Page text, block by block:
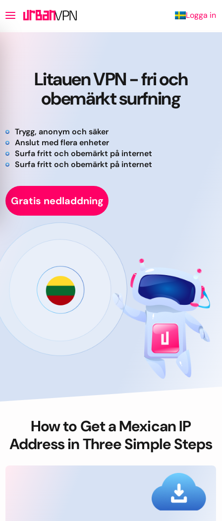
Logga in
Litauen VPN - fri och
obemärkt surfning
Trygg, anonym och säker
Anslut med flera enheter
Surfa fritt och obemärkt på internet
Surfa fritt och obemärkt på internet
Gratis nedladdning
How to Get a Mexican IP
Address in Three Simple Steps